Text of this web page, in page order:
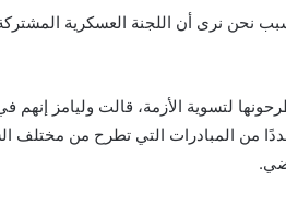
نحن نرى أن اللجنة العسكرية المشتركة
لتسوية الأزمة، قالت وليامز إنهم
من المبادرات التي تطرح من مختلف